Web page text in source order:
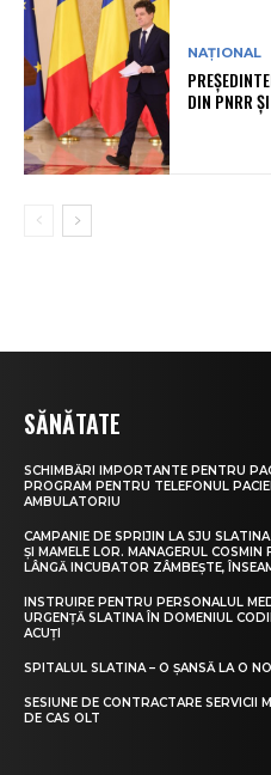
NAȚIONAL
DIN PNRR
SĂNĂTATE
SCHIMBĂRI IMPORTANTE PENTRU
PROGRAM PENTRU TELEFONUL
AMBULATORIU
CAMPANIE DE SPRIJIN LA SJU
ȘI MAMELE LOR. MANAGERUL
LÂNGĂ INCUBATOR ZÂMBEȘTE,
INSTRUIRE PENTRU PERSONALUL
URGENȚĂ SLATINA ÎN DOMENIUL
ACUȚI
SPITALUL SLATINA – O ȘANSĂ LA O
SESIUNE DE CONTRACTARE SERVICII
DE CAS OLT